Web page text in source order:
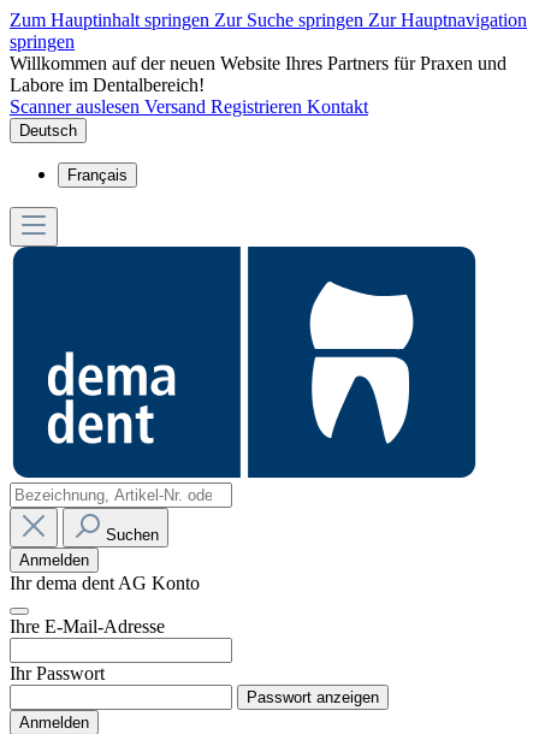
Zum Hauptinhalt springen Zur Suche springen Zur Hauptnavigation
springen
Willkommen auf der neuen Website Ihres Partners für Praxen und
Labore im Dentalbereich!
Scanner auslesen Versand Registrieren Kontakt
Deutsch
Français
Suchen
Anmelden
Ihr dema dent AG Konto
Ihre E-Mail-Adresse
Ihr Passwort
Passwort anzeigen
Anmelden